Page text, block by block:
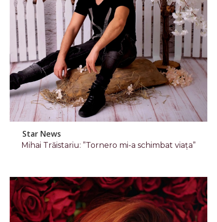
Star News
Mihai Trăistariu: ”Tornero mi-a schimbat viața”